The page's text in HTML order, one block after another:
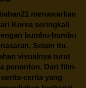
menawarkan
Korea seringkali
bumbu-bumbu
Selain itu,
visualnya turut
penonton. Dari film-
cerita yang